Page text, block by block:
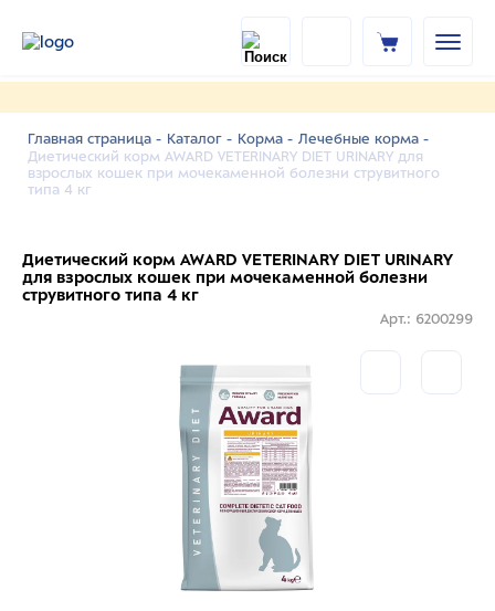
Главная страница - Каталог - Корма - Лечебные корма -
Диетический корм AWARD VETERINARY DIET URINARY для
взрослых кошек при мочекаменной болезни струвитного
типа 4 кг
Диетический корм AWARD VETERINARY DIET URINARY
для взрослых кошек при мочекаменной болезни
струвитного типа 4 кг
Арт.: 6200299